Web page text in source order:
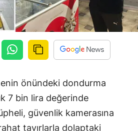
önündeki dondurma
7 bin lira değerinde
güvenlik kamerasına
tavırlarla dolaptaki